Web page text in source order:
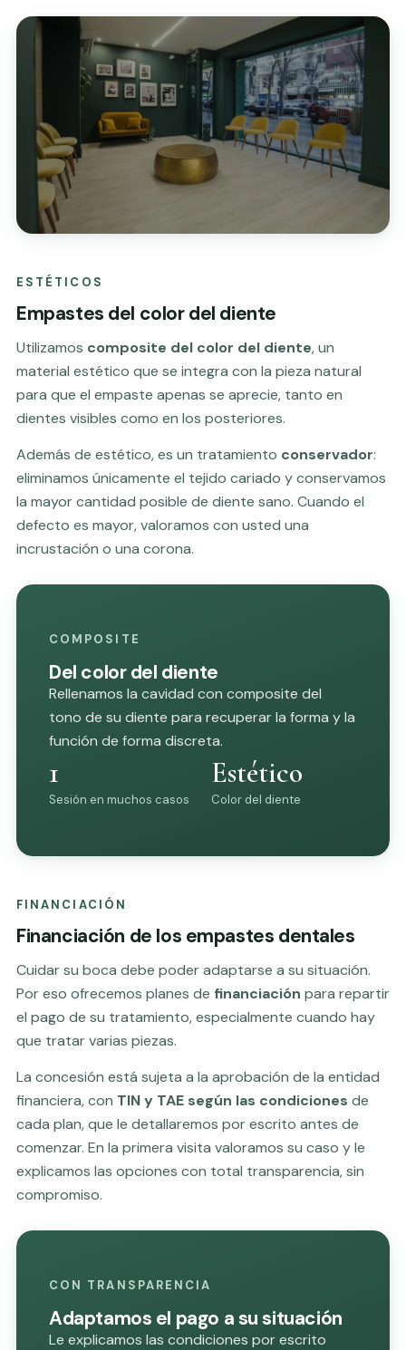
ESTÉTICOS
Empastes del color del diente
Utilizamos composite del color del diente, un
material estético que se integra con la pieza natural
para que el empaste apenas se aprecie, tanto en
dientes visibles como en los posteriores.
Además de estético, es un tratamiento conservador:
eliminamos únicamente el tejido cariado y conservamos
la mayor cantidad posible de diente sano. Cuando el
defecto es mayor, valoramos con usted una
incrustación o una corona.
COMPOSITE
Del color del diente
Rellenamos la cavidad con composite del
tono de su diente para recuperar la forma y la
función de forma discreta.
1
Sesión en muchos casos
Estético
Color del diente
FINANCIACIÓN
Financiación de los empastes dentales
Cuidar su boca debe poder adaptarse a su situación.
Por eso ofrecemos planes de financiación para repartir
el pago de su tratamiento, especialmente cuando hay
que tratar varias piezas.
La concesión está sujeta a la aprobación de la entidad
financiera, con TIN y TAE según las condiciones de
cada plan, que le detallaremos por escrito antes de
comenzar. En la primera visita valoramos su caso y le
explicamos las opciones con total transparencia, sin
compromiso.
CON TRANSPARENCIA
Adaptamos el pago a su situación
Le explicamos las condiciones por escrito